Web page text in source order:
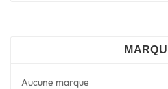
Aucune marque